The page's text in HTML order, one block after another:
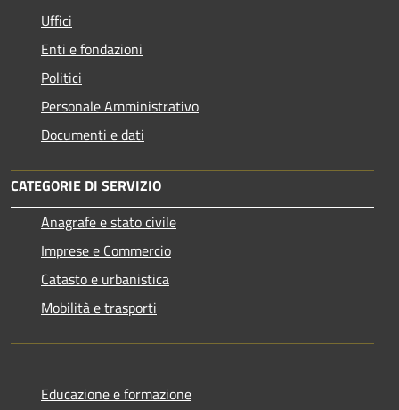
Uffici
Enti e fondazioni
Politici
Personale Amministrativo
Documenti e dati
CATEGORIE DI SERVIZIO
Anagrafe e stato civile
Imprese e Commercio
Catasto e urbanistica
Mobilità e trasporti
Educazione e formazione